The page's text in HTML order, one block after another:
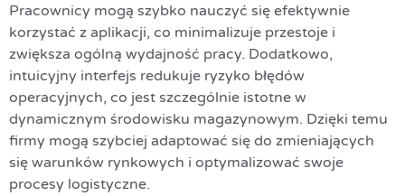
Pracownicy mogą szybko nauczyć się efektywnie
korzystać z aplikacji, co minimalizuje przestoje i
zwiększa ogólną wydajność pracy. Dodatkowo,
intuicyjny interfejs redukuje ryzyko błędów
operacyjnych, co jest szczególnie istotne w
dynamicznym środowisku magazynowym. Dzięki temu
firmy mogą szybciej adaptować się do zmieniających
się warunków rynkowych i optymalizować swoje
procesy logistyczne.